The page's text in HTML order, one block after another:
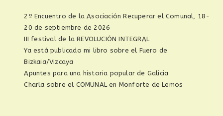
2º Encuentro de la Asociación Recuperar el Comunal, 18-
20 de septiembre de 2026
III festival de la REVOLUCIÓN INTEGRAL
Ya está publicado mi libro sobre el Fuero de
Bizkaia/Vizcaya
Apuntes para una historia popular de Galicia
Charla sobre el COMUNAL en Monforte de Lemos